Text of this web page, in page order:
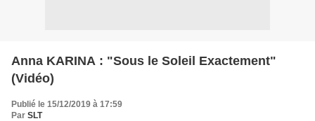
Anna KARINA : "Sous le Soleil Exactement"
(Vidéo)
Publié le 15/12/2019 à 17:59
Par SLT